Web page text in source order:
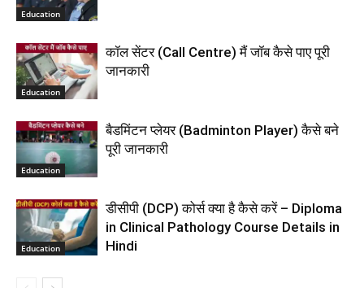
Education
Education
कॉल सेंटर (Call Centre) मैं जॉब कैसे पाए पूरी
जानकारी
Education
बैडमिंटन प्लेयर (Badminton Player) कैसे बने
पूरी जानकारी
Education
डीसीपी (DCP) कोर्स क्या है कैसे करें – Diploma
in Clinical Pathology Course Details in
Hindi